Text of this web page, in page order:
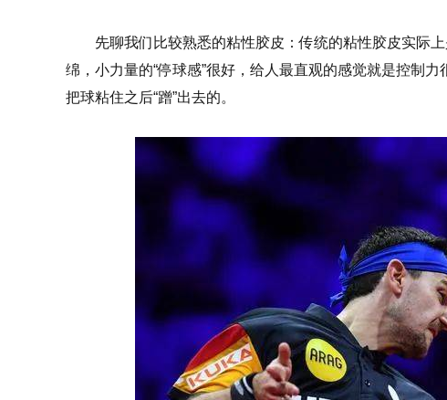
先聊我们比较熟悉的粘性胶皮：传统的粘性胶皮实际
绵，小力量的“停球感”很好，给人最直观的感觉就是控制
把球粘住之后“蹭”出去的。